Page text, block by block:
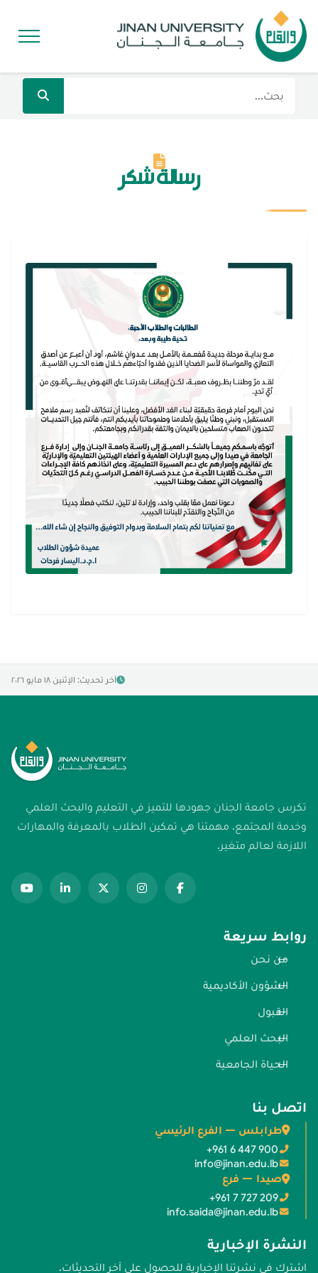
رسالة شكر
آخر تحديث: الإثنين ١٨ مايو ٢٠٢٦
تكرس جامعة الجنان جهودها للتميز في التعليم والبحث العلمي
وخدمة المجتمع. مهمتنا هي تمكين الطلاب بالمعرفة والمهارات
اللازمة لعالم متغير.
روابط سريعة
من نحن
الشؤون الأكاديمية
القبول
البحث العلمي
الحياة الجامعية
اتصل بنا
طرابلس — الفرع الرئيسي
+961 6 447 900
info@jinan.edu.lb
صيدا — فرع
+961 7 727 209
info.saida@jinan.edu.lb
النشرة الإخبارية
اشترك في نشرتنا الإخبارية للحصول على آخر التحديثات.